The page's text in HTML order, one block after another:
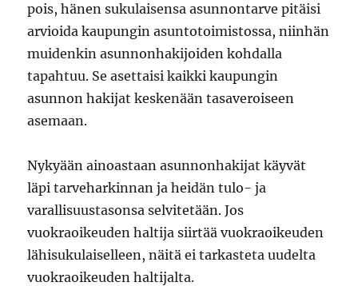
pois, hänen sukulaisensa asunnontarve pitäisi
arvioida kaupungin asuntotoimistossa, niinhän
muidenkin asunnonhakijoiden kohdalla
tapahtuu. Se asettaisi kaikki kaupungin
asunnon hakijat keskenään tasaveroiseen
asemaan.
Nykyään ainoastaan asunnonhakijat käyvät
läpi tarveharkinnan ja heidän tulo- ja
varallisuustasonsa selvitetään. Jos
vuokraoikeuden haltija siirtää vuokraoikeuden
lähisukulaiselleen, näitä ei tarkasteta uudelta
vuokraoikeuden haltijalta.